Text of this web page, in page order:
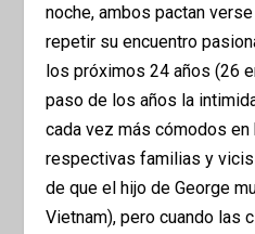
noche, ambos pactan
repetir su encuentro
los próximos 24 años (26
paso de los años la
cada vez más cómodos en
respectivas familias y
de que el hijo de George
Vietnam), pero cuando las